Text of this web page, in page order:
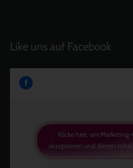
Like uns auf Facebook
Klicke hier, um
akzeptieren und diesen